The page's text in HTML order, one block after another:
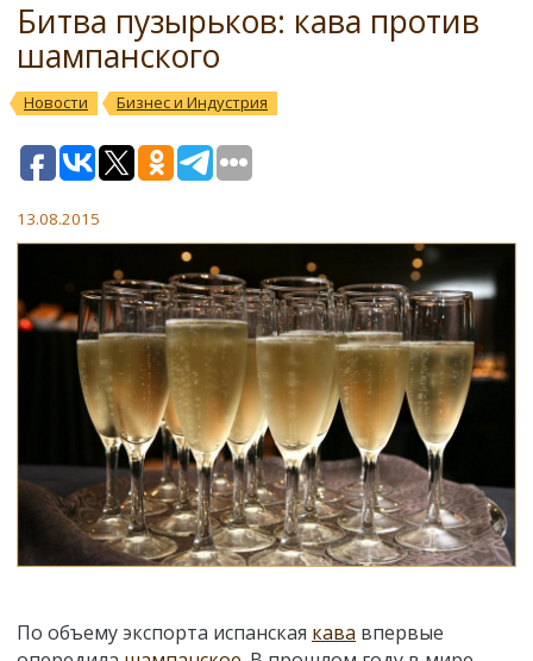
Битва пузырьков: кава против
шампанского
Новости Бизнес и Индустрия
13.08.2015
По объему экспорта испанская кава впервые